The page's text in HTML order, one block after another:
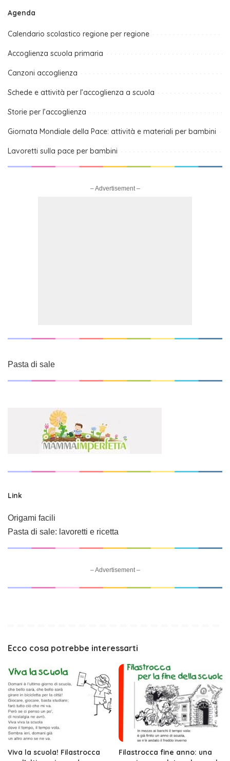
Agenda
Calendario scolastico regione per regione
Accoglienza scuola primaria
Canzoni accoglienza
Schede e attività per l’accoglienza a scuola
Storie per l’accoglienza
Giornata Mondiale della Pace: attività e materiali per bambini
Lavoretti sulla pace per bambini
– Advertisement –
Pasta di sale
Link
Origami facili
Pasta di sale: lavoretti e ricetta
– Advertisement –
Ecco cosa potrebbe interessarti
Viva la scuola! Filastrocca
Filastrocca fine anno: una